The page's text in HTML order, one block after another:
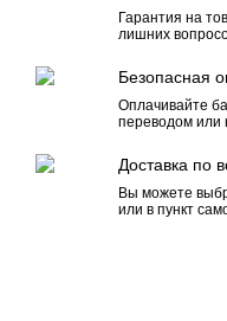
Гарантия на
лишних
Безопасная
Оплачивайте
переводом или
Доставка по
Вы можете
или в пункт